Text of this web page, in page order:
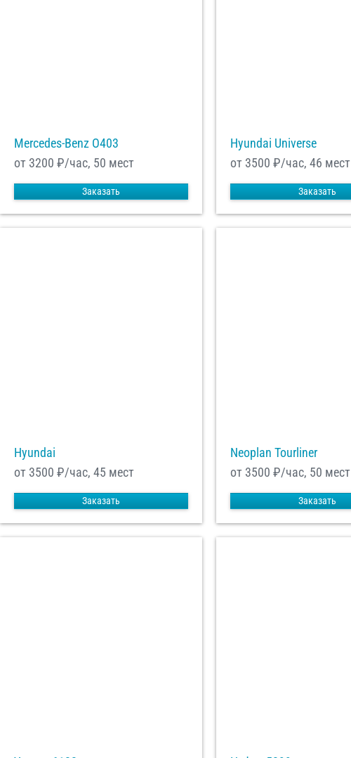
Mercedes-Benz О403
от 3200 ₽/час, 50 мест
Заказать
Hyundai Universe
от 3500 ₽/час, 46 мест
Заказать
Hyundai
от 3500 ₽/час, 45 мест
Заказать
Neoplan Tourliner
от 3500 ₽/час, 50 мест
Заказать